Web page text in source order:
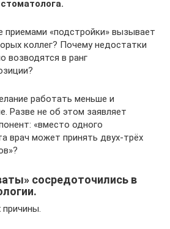
приемами «подстройки» вызывает
коллег? Почему недостатки
возводятся в ранг
работать меньше и
Разве не об этом заявляет
«вместо одного
врач может принять двух-трёх
сосредоточились в